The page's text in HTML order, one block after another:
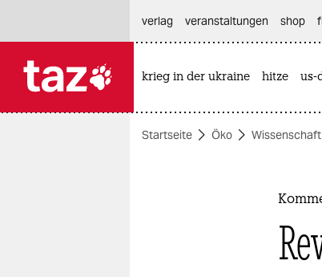
themen
verlag
veranstaltungen shop
krieg in der ukraine hitze us-
Startseite Öko Wissenschaft